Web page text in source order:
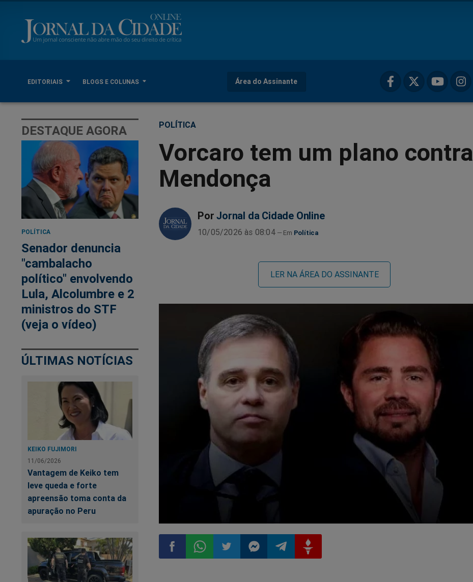
EDITORIAIS BLOGS E COLUNAS Área do Assinante
DESTAQUE AGORA
POLÍTICA
Senador denuncia
"cambalacho
político" envolvendo
Lula, Alcolumbre e 2
ministros do STF
(veja o vídeo)
ÚLTIMAS NOTÍCIAS
KEIKO FUJIMORI
11/06/2026
Vantagem de Keiko tem
leve queda e forte
apreensão toma conta da
apuração no Peru
POLÍTICA
Vorcaro tem um plano contra
Mendonça
Por Jornal da Cidade Online
10/05/2026 às 08:04 Política
LER NA ÁREA DO ASSINANTE